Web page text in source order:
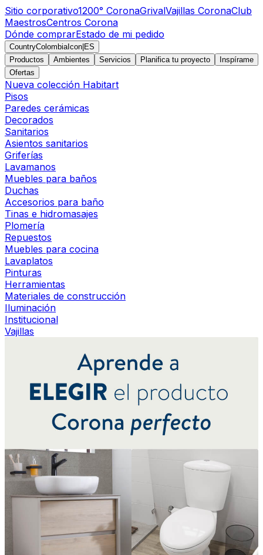
Sitio corporativo1200° CoronaGrivalVajillas CoronaClub
MaestrosCentros Corona
Dónde comprarEstado de mi pedido
CountryColombiaIcon ES
Productos
Ambientes Servicios Planifica tu proyecto
Inspírame
Ofertas
Nueva colección Habitart
Pisos
Paredes cerámicas
Decorados
Sanitarios
Asientos sanitarios
Griferías
Lavamanos
Muebles para baños
Duchas
Accesorios para baño
Tinas e hidromasajes
Plomería
Repuestos
Muebles para cocina
Lavaplatos
Pinturas
Herramientas
Materiales de construcción
Iluminación
Institucional
Vajillas